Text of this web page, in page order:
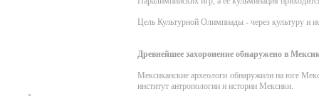
Цель Культурной Олимпиады - через культуру и
Древнейшее захоронение обнаружено в
Мексиканские археологи обнаружили на юге
институт антропологии и истории Мексики.